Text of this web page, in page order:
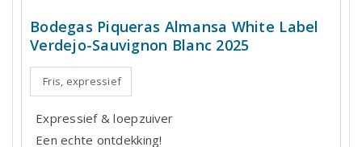
Bodegas Piqueras Almansa White Label
Verdejo-Sauvignon Blanc 2025
Fris, expressief
Expressief & loepzuiver
Een echte ontdekking!